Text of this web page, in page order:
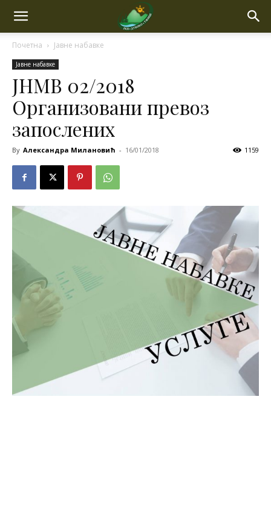
Почетна Јавне набавке
Јавне набавке
ЈНМВ 02/2018
Организовани превоз
запослених
By Александра Милановић - 16/01/2018 1159